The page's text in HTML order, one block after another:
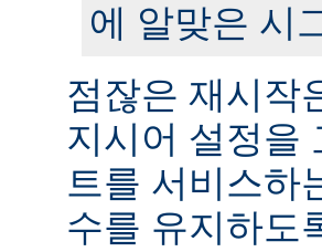
에 알맞은 시
점잖은 재시작
지시어 설정을
트를 서비스하
수를 유지하도